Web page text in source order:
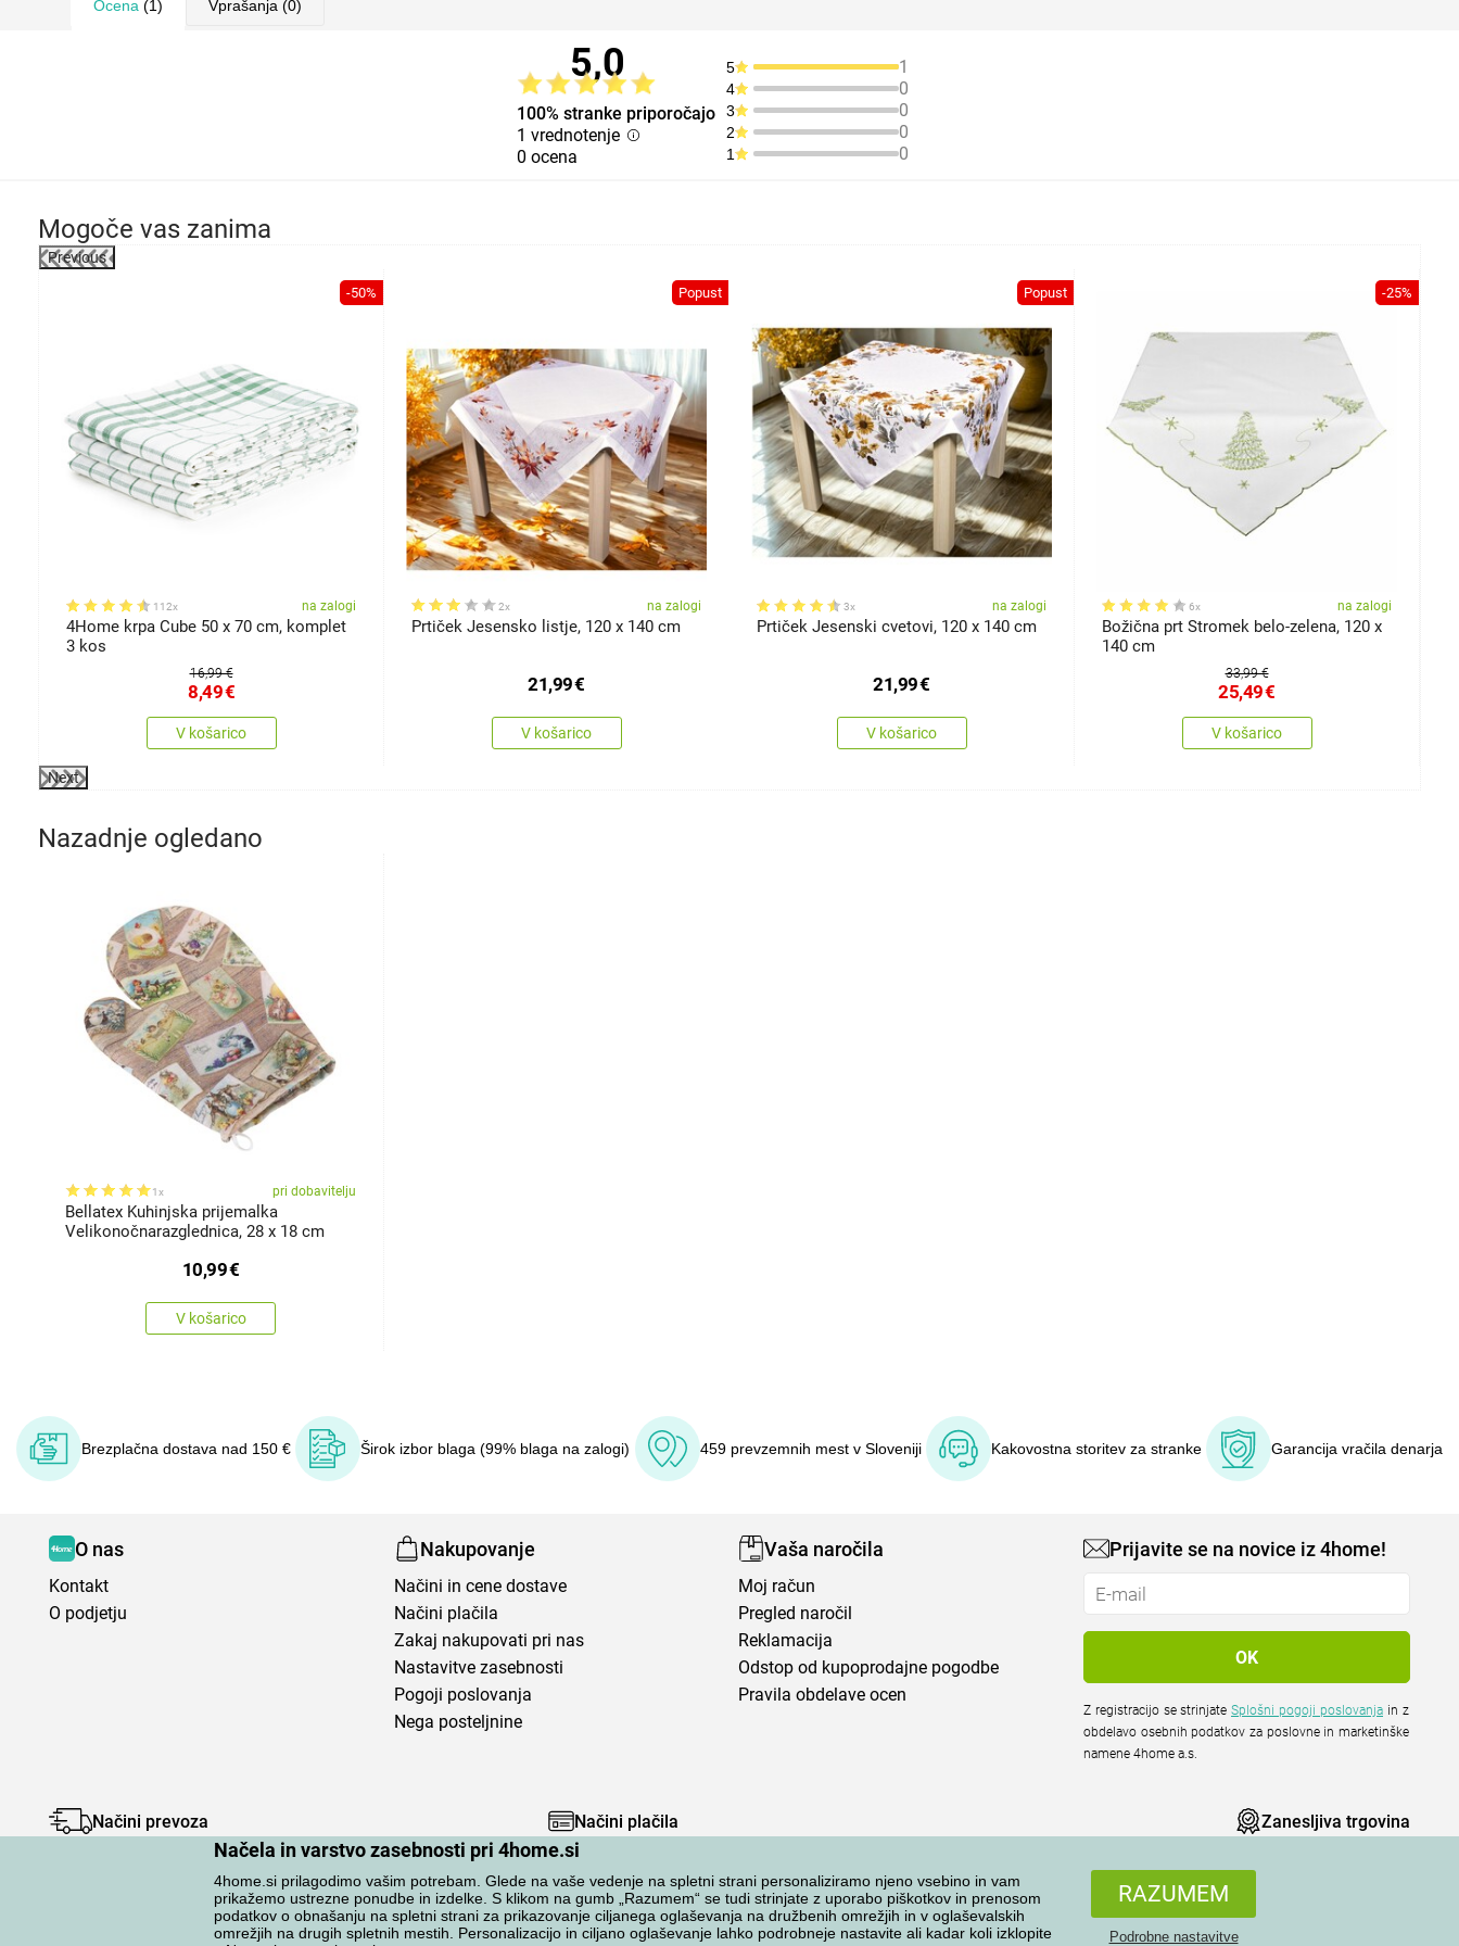
Načela in varstvo zasebnosti pri 4home.si
4home.si prilagodimo vašim potrebam. Glede na vaše vedenje na spletni strani personaliziramo njeno vsebino in vam
prikažemo ustrezne ponudbe in izdelke. S klikom na gumb „Razumem“ se tudi strinjate z uporabo piškotkov in prenosom
podatkov o obnašanju na spletni strani za prikazovanje ciljanega oglaševanja na družbenih omrežjih in v oglaševalskih
omrežjih na drugih spletnih mestih. Personalizacijo in ciljano oglaševanje lahko podrobneje nastavite ali kadar koli izklopite
RAZUMEM
Podrobne nastavitve
Ocena (1) Vprašanja (0)
5,0
100% stranke priporočajo
1 vrednotenje
0 ocena
5 1
4 0
3 0
2 0
1 0
Mogoče vas zanima
Previous
-50%
112x na zalogi
4Home krpa Cube 50 x 70 cm, komplet
3 kos
16,99 €
8,49€
V košarico
Popust
2x na zalogi
Prtiček Jesensko listje, 120 x 140 cm
21,99€
V košarico
Popust
3x na zalogi
Prtiček Jesenski cvetovi, 120 x 140 cm
21,99€
V košarico
-25%
6x na zalogi
Božična prt Stromek belo-zelena, 120 x
140 cm
33,99 €
25,49€
V košarico
Next
Nazadnje ogledano
1x pri dobavitelju
Bellatex Kuhinjska prijemalka
Velikonočnarazglednica, 28 x 18 cm
10,99€
V košarico
Brezplačna dostava nad 150 € Širok izbor blaga (99% blaga na zalogi) 459 prevzemnih mest v Sloveniji Kakovostna storitev za stranke Garancija vračila denarja
O nas
Kontakt
O podjetju
Nakupovanje
Načini in cene dostave
Načini plačila
Zakaj nakupovati pri nas
Nastavitve zasebnosti
Pogoji poslovanja
Nega posteljnine
Vaša naročila
Moj račun
Pregled naročil
Reklamacija
Odstop od kupoprodajne pogodbe
Pravila obdelave ocen
Prijavite se na novice iz 4home!
Z registracijo se strinjateSplošni pogoji poslovanja
obdelavo osebnih podatkov za poslovne in marketinške
namene 4home a.s.
Načini prevoza Načini plačila Zanesljiva trgovina